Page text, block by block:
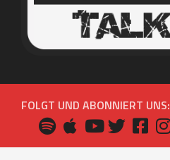
FOLGT UND ABONNIERT UNS: